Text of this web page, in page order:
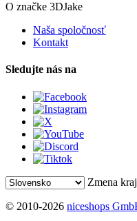
O značke 3DJake
Naša spoločnosť
Kontakt
Sledujte nás na
Zmena
© 2010-2026 niceshops